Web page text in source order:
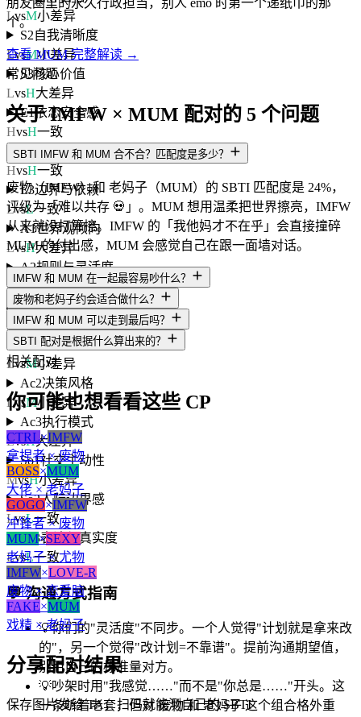
LvsM小差异
S2自我清晰度
LvsM小差异
S3核心价值
LvsH大差异
E1依恋安全感
HvsH一致
E2情感投入度
HvsH一致
E3边界与依赖
LvsL一致
A1世界观倾向
LvsH大差异
A2规则与灵活度
LvsH大差异
A3人生意义感
LvsH大差异
Ac1动机导向
LvsM小差异
Ac2决策风格
LvsM小差异
Ac3执行模式
LvsH大差异
So1社交主动性
MvsH小差异
So2人际边界感
LvsL一致
So3表达与真实度
LvsL一致
💬沟通方式指南
💡你们的"灵活度"不同步。一个人觉得"计划就是拿来改
的"，另一个觉得"改计划=不靠谱"。提前沟通期望值，
别用自己的标准量对方。
💡吵架时用"我感觉……"而不是"你总是……"开头。这
一条听着老套，但对 废物 和 老妈子 这个组合格外重
朋友圈里的永久行政担当，别人 emo 时第一个递纸巾的那
个。
查看 MUM 完整解读 →
常见问题
关于 IMFW × MUM 配对的 5 个问题
SBTI IMFW 和 MUM 合不合？匹配度是多少？
废物（IMFW）和 老妈子（MUM）的 SBTI 匹配度是 24%，
评级为「难以共存 💀」。MUM 想用温柔把世界擦亮，IMFW
从来就没打算擦。IMFW 的「我他妈才不在乎」会直接撞碎
MUM 的付出感，MUM 会感觉自己在跟一面墙对话。
IMFW 和 MUM 在一起最容易吵什么？
废物和老妈子约会适合做什么？
IMFW 和 MUM 可以走到最后吗？
SBTI 配对是根据什么算出来的？
相关配对
你可能也想看看这些 CP
CTRL×IMFW
拿捏者 × 废物
BOSS×MUM
大佬 × 老妈子
GOGO×IMFW
冲锋者 × 废物
MUM×SEXY
老妈子 × 尤物
IMFW×LOVE-R
废物 × 恋爱脑
FAKE×MUM
戏精 × 老妈子
分享配对结果
保存图片发给 TA，扫码就能测自己的 SBTI